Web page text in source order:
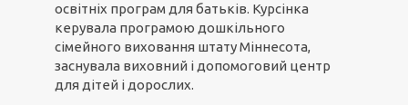
освітніх програм для батьків. Курсінка
керувала програмою дошкільного
сімейного виховання штату Міннесота,
заснувала виховний і допомоговий центр
для дітей і дорослих.